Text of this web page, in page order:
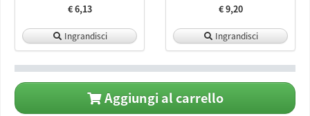
€ 6,13
Ingrandisci
€ 9,20
Ingrandisci
Aggiungi al carrello